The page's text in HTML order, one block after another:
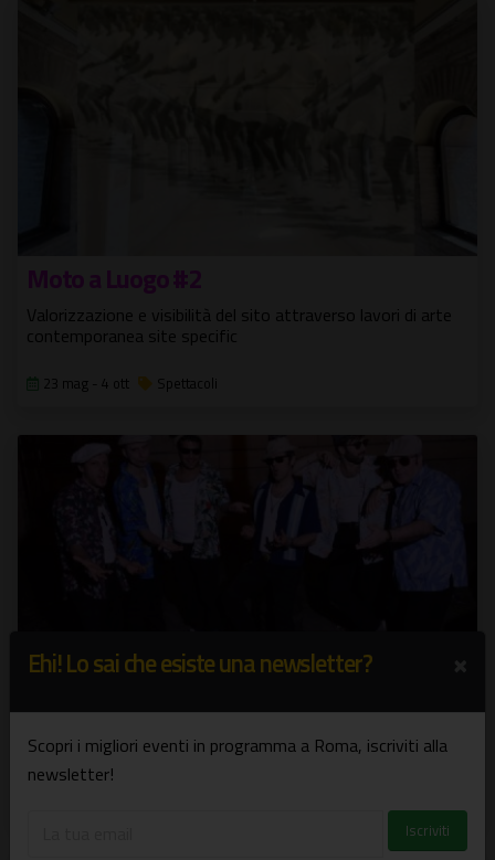
Moto a Luogo #2
Valorizzazione e visibilità del sito attraverso lavori di arte
contemporanea site specific
23 mag - 4 ott Spettacoli
Testaccio Estate 2026
Musica, food, comunità e culture urbane
Ehi! Lo sai che esiste una newsletter?
Scopri i migliori eventi in programma a Roma, iscriviti alla
newsletter!